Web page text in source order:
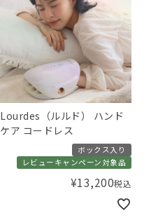
Lourdes（ルルド） ハンド
ケア コードレス
ボックス入り
レビューキャンペーン対象品
¥13,200税込